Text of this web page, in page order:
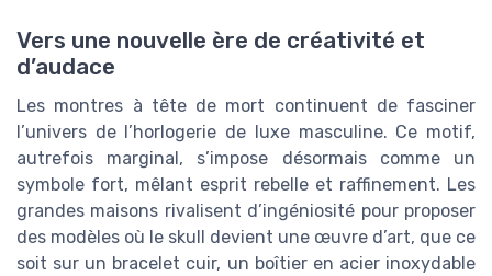
Vers une nouvelle ère de créativité et
d’audace
Les montres à tête de mort continuent de fasciner
l’univers de l’horlogerie de luxe masculine. Ce motif,
autrefois marginal, s’impose désormais comme un
symbole fort, mêlant esprit rebelle et raffinement. Les
grandes maisons rivalisent d’ingéniosité pour proposer
des modèles où le skull devient une œuvre d’art, que ce
soit sur un bracelet cuir, un boîtier en acier inoxydable